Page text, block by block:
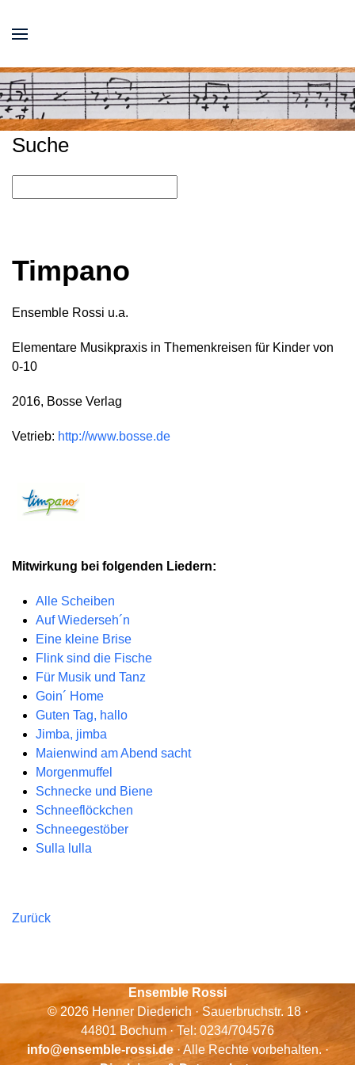
Suche
Timpano
Ensemble Rossi u.a.
Elementare Musikpraxis in Themenkreisen für Kinder von
0-10
2016, Bosse Verlag
Vetrieb: http://www.bosse.de
Mitwirkung bei folgenden Liedern:
Alle Scheiben
Auf Wiederseh´n
Eine kleine Brise
Flink sind die Fische
Für Musik und Tanz
Goin´ Home
Guten Tag, hallo
Jimba, jimba
Maienwind am Abend sacht
Morgenmuffel
Schnecke und Biene
Schneeflöckchen
Schneegestöber
Sulla lulla
Zurück
Ensemble Rossi
© 2026 Henner Diederich · Sauerbruchstr. 18 ·
44801 Bochum · Tel: 0234/704576
info@ensemble-rossi.de· Alle Rechte vorbehalten. ·